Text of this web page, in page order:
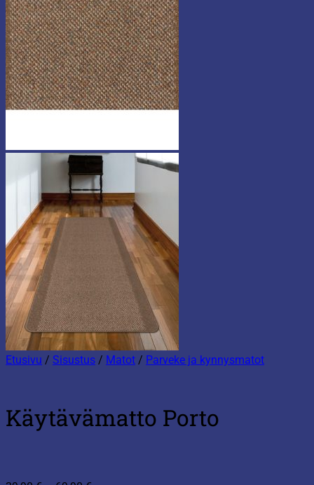
Etusivu / Sisustus / Matot / Parveke ja kynnysmatot
Käytävämatto Porto